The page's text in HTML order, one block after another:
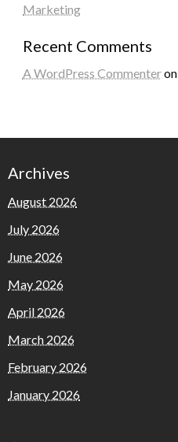
Marketing
Recent Comments
A WordPress Commenteron
Archives
August 2026
July 2026
June 2026
May 2026
April 2026
March 2026
February 2026
January 2026